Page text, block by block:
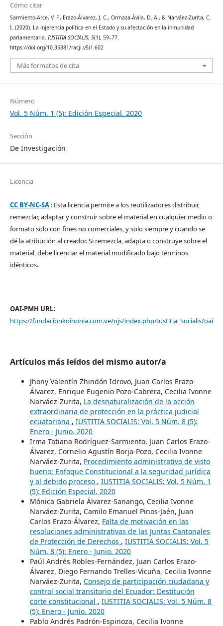
Cómo citar
Sarmiento-Arce, V. F., Erazo-Álvarez, J. C., Ormaza-Ávila, D. A., & Narváez-Zurita, C.
I. (2020). La injerencia política en el Estado y su afectación en la inmunidad
parlamentaria. IUSTITIA SOCIALIS, 5(1), 59–77.
https://doi.org/10.35381/racji.v5i1.602
Más formatos de cita
Número
Vol. 5 Núm. 1 (5): Edición Especial. 2020
Sección
De Investigación
Licencia
CC BY-NC-SA: Esta licencia permite a los reutilizadores distribuir,
remezclar, adaptar y construir sobre el material en cualquier medio o
formato solo con fines no comerciales, y solo siempre y cuando se
dé la atribución al creador. Si remezcla, adapta o construye sobre el
material, debe licenciar el material modificado bajo términos
idénticos.
OAI-PMH URL:
https://fundacionkoinonia.com.ve/ojs/index.php/Iustitia_Socialis/oai
Artículos más leídos del mismo autor/a
Jhony Valentín Zhindón Idrovo, Juan Carlos Erazo-
Álvarez, Enrique Eugenio Pozo-Cabrera, Cecilia Ivonne
Narváez-Zurita, La desnaturalización de la acción
extraordinaria de protección en la práctica judicial
ecuatoriana , IUSTITIA SOCIALIS: Vol. 5 Núm. 8 (5):
Enero - Junio. 2020
Irma Tatiana Rodríguez-Sarmiento, Juan Carlos Erazo-
Álvarez, Cornelio Agustín Borja-Pozo, Cecilia Ivonne
Narváez-Zurita, Procedimiento administrativo de visto
bueno: Enfoque Constitucional a la seguridad jurídica
y al debido proceso , IUSTITIA SOCIALIS: Vol. 5 Núm. 1
(5): Edición Especial. 2020
Mónica Gabriela Álvarez-Sanango, Cecilia Ivonne
Narváez-Zurita, Camilo Emanuel Pinos-Jaén, Juan
Carlos Erazo-Álvarez, Falta de motivación en las
resoluciones administrativas de las Juntas Cantonales
de Protección de Derechos , IUSTITIA SOCIALIS: Vol. 5
Núm. 8 (5): Enero - Junio. 2020
Paúl Andrés Robles-Fernández, Juan Carlos Erazo-
Álvarez, Diego Fernando Trelles-Vicuña, Cecilia Ivonne
Narváez-Zurita, Consejo de participación ciudadana y
control social transitorio del Ecuador: Destitución
corte constitucional , IUSTITIA SOCIALIS: Vol. 5 Núm. 8
(5): Enero - Junio. 2020
Pablo Andrés Padrón-Espinoza, Cecilia Ivonne